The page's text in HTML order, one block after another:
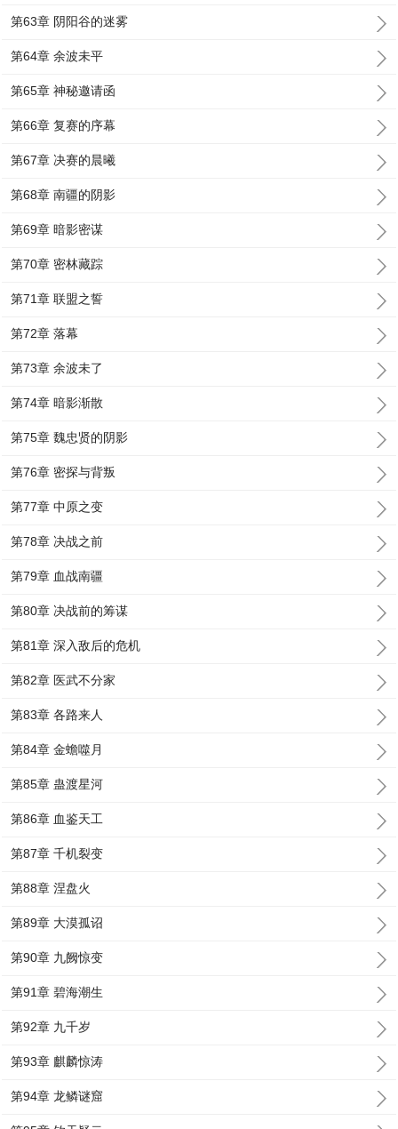
第63章 阴阳谷的迷雾
第64章 余波未平
第65章 神秘邀请函
第66章 复赛的序幕
第67章 决赛的晨曦
第68章 南疆的阴影
第69章 暗影密谋
第70章 密林藏踪
第71章 联盟之誓
第72章 落幕
第73章 余波未了
第74章 暗影渐散
第75章 魏忠贤的阴影
第76章 密探与背叛
第77章 中原之变
第78章 决战之前
第79章 血战南疆
第80章 决战前的筹谋
第81章 深入敌后的危机
第82章 医武不分家
第83章 各路来人
第84章 金蟾噬月
第85章 蛊渡星河
第86章 血鉴天工
第87章 千机裂变
第88章 涅盘火
第89章 大漠孤诏
第90章 九阙惊变
第91章 碧海潮生
第92章 九千岁
第93章 麒麟惊涛
第94章 龙鳞谜窟